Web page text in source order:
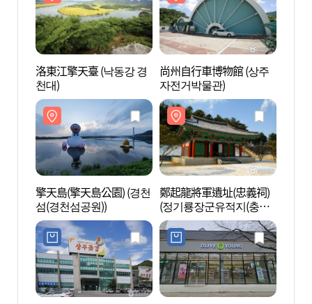
洛東江擎天臺 (낙동강 경
천대)
尚州自行車博物館 (상주
자전거박물관)
擎天島(擎天島公園) (경천
섬(경천섬공원))
鄭起龍將軍遺址(忠義祠)
(정기룡장군유적지(충의
사))